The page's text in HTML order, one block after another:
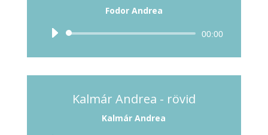
Fodor Andrea
Audió
00:00
Kalmár Andrea - rövid
Kalmár Andrea